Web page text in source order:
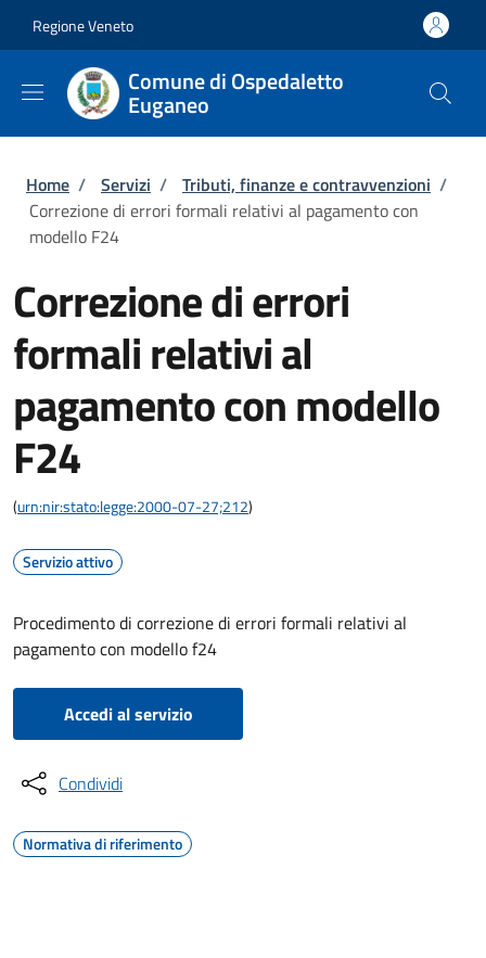
Regione Veneto
Comune di Ospedaletto
Euganeo
Briciole di pane
Home / Servizi / Tributi, finanze e contravvenzioni /
Correzione di errori formali relativi al pagamento con
modello F24
Correzione di errori
formali relativi al
pagamento con modello
F24
(urn:nir:stato:legge:2000-07-27;212)
Servizio attivo
Procedimento di correzione di errori formali relativi al
pagamento con modello f24
Accedi al servizio
Condividi
Normativa di riferimento